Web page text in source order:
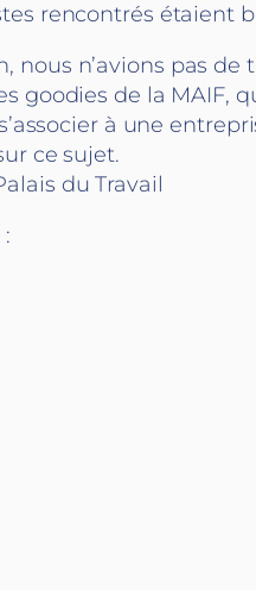
rencontrés étaient
nous n’avions pas
goodies de la
à une
ce sujet.
du Travail